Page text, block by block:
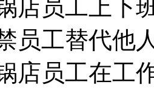
员工上下班
工替代他
员工在工作